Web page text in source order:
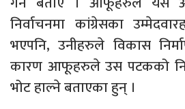
निर्वाचनमा कांग्रेसका
भएपनि, उनीहरुले विकास
कारण आफूहरुले उस पटकको
भोट हाल्ने बताएका हुन् ।